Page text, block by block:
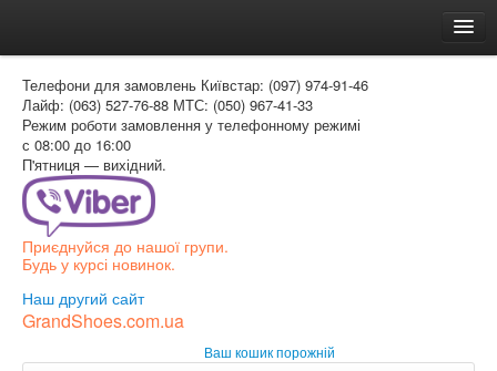
Доставка и оплата
Как заказать
Контакти
Таблиця розмірів
Вхід для покупця
РОС
Телефони для замовлень Київстар: (097) 974-91-46
Лайф: (063) 527-76-88 МТС: (050) 967-41-33
Режим роботи замовлення у телефонному режимі
с 08:00 до 16:00
П'ятниця — вихідний.
Приєднуйся до нашої групи.
Будь у курсі новинок.
Наш другий сайт
GrandShoes.com.ua
Ваш кошик порожній